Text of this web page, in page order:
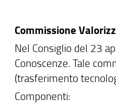
Commissione
Nel Consiglio del 23
Conoscenze. Tale
(trasferimento
Componenti: